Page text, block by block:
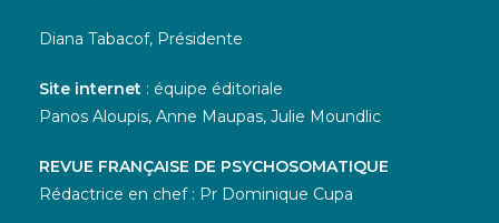
Diana Tabacof, Présidente
Site internet : équipe éditoriale
Panos Aloupis, Anne Maupas, Julie Moundlic
REVUE FRANÇAISE DE PSYCHOSOMATIQUE
Rédactrice en chef : Pr Dominique Cupa